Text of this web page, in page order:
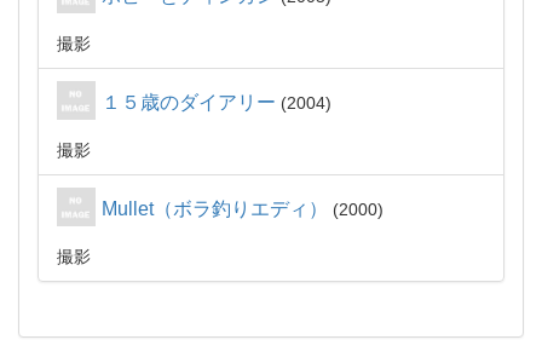
撮影
１５歳のダイアリー 2004
撮影
Mullet（ボラ釣りエディ） 2000
撮影